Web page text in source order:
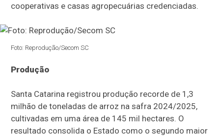
cooperativas e casas agropecuárias credenciadas.
Foto: Reprodução/Secom SC
Produção
Santa Catarina registrou produção recorde de 1,3
milhão de toneladas de arroz na safra 2024/2025,
cultivadas em uma área de 145 mil hectares. O
resultado consolida o Estado como o segundo maior